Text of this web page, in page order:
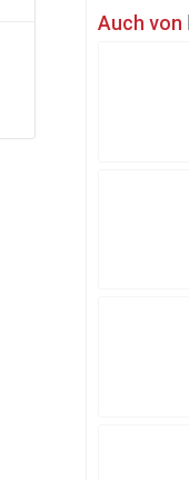
Auch von